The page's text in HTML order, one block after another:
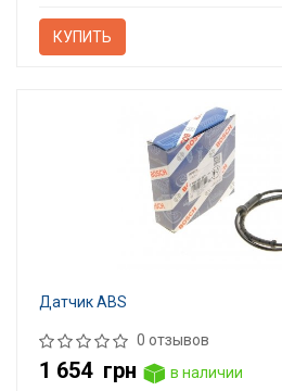
КУПИТЬ
Датчик ABS
0 отзывов
1 654 грн
в наличии